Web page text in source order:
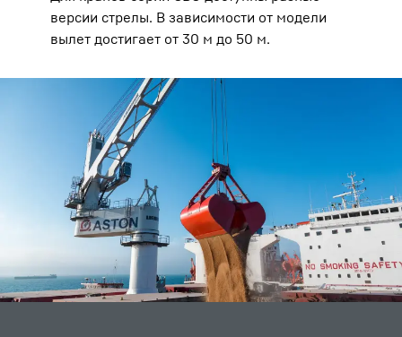
версии стрелы. В зависимости от модели
вылет достигает от 30 м до 50 м.